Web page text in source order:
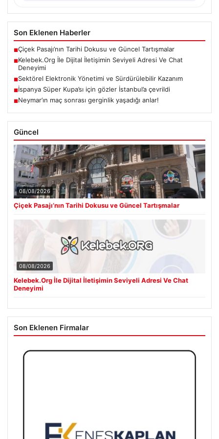
Son Eklenen Haberler
■Çiçek Pasajı’nın Tarihi Dokusu ve Güncel Tartışmalar
■Kelebek.Org İle Dijital İletişimin Seviyeli Adresi Ve Chat
Deneyimi
■Sektörel Elektronik Yönetimi ve Sürdürülebilir Kazanım
■İspanya Süper Kupa’sı için gözler İstanbul’a çevrildi
■Neymar’ın maç sonrası gerginlik yaşadığı anlar!
Güncel
08/08/2026
Çiçek Pasajı’nın Tarihi Dokusu ve Güncel Tartışmalar
08/08/2026
Kelebek.Org İle Dijital İletişimin Seviyeli Adresi Ve Chat
Deneyimi
Son Eklenen Firmalar